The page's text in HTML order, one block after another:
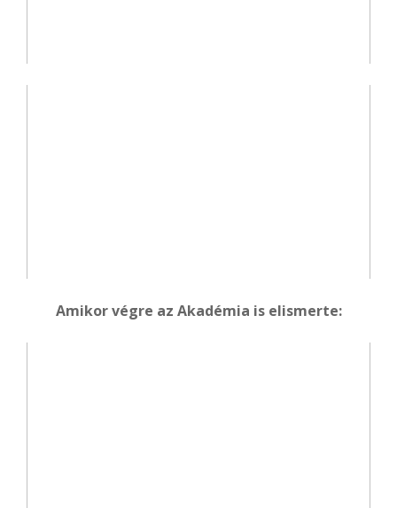
Amikor végre az Akadémia is elismerte: